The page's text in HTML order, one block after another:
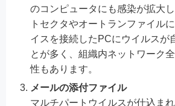
のコンピュータにも感染が拡大
トセクタやオートランファイル
イスを接続したPCにウイルスが
とが多く、組織内ネットワーク
性もあります。
メールの添付ファイル
マルチパートウイルスが仕込ま